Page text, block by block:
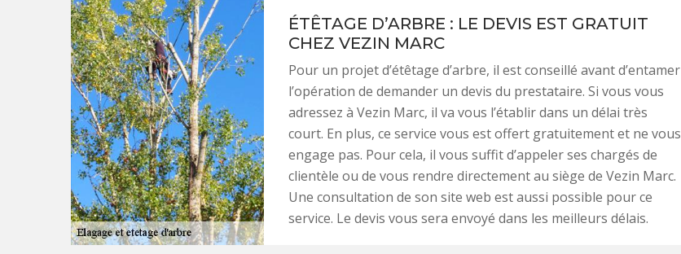
ÉTÊTAGE D’ARBRE : LE DEVIS EST GRATUIT
CHEZ VEZIN MARC
Pour un projet d’étêtage d’arbre, il est conseillé avant d’entamer
l’opération de demander un devis du prestataire. Si vous vous
adressez à Vezin Marc, il va vous l’établir dans un délai très
court. En plus, ce service vous est offert gratuitement et ne vous
engage pas. Pour cela, il vous suffit d’appeler ses chargés de
clientèle ou de vous rendre directement au siège de Vezin Marc.
Une consultation de son site web est aussi possible pour ce
service. Le devis vous sera envoyé dans les meilleurs délais.